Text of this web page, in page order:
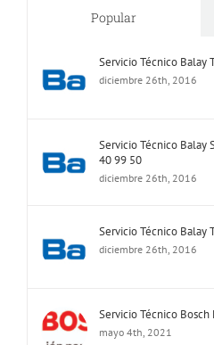
Popular
Servicio Técnico Balay
diciembre 26th, 2016
Servicio Técnico Balay
40 99 50
diciembre 26th, 2016
Servicio Técnico Balay
diciembre 26th, 2016
Servicio Técnico
mayo 4th, 2021